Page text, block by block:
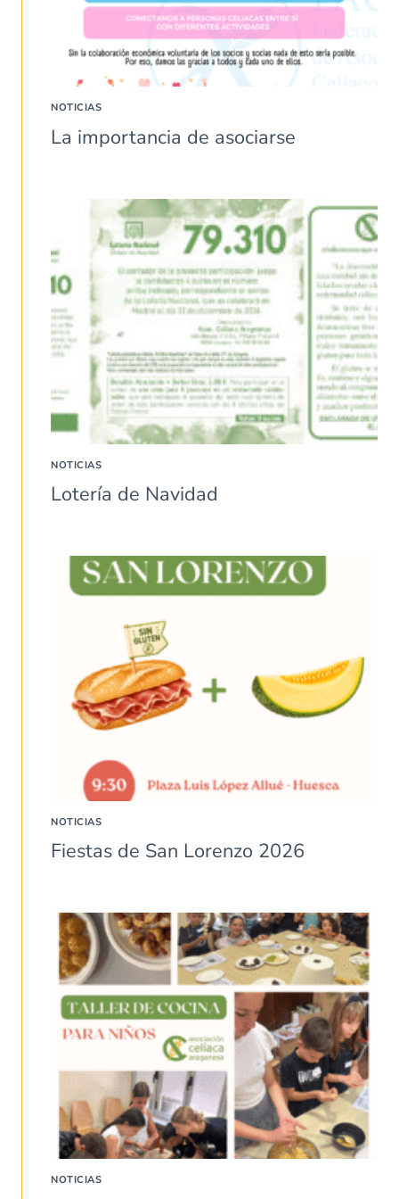
NOTICIAS
La importancia de asociarse
NOTICIAS
Lotería de Navidad
NOTICIAS
Fiestas de San Lorenzo 2026
NOTICIAS